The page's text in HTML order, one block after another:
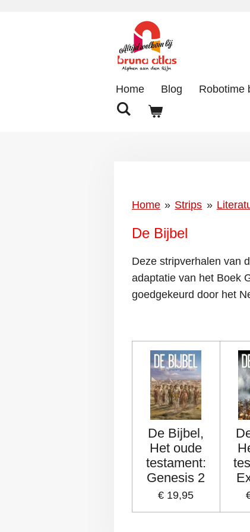
Home Blog Robotime
Home » Strips »
De Bijbel
Deze stripverhalen van
adaptatie van het Boek
goedgekeurd door het
De Bijbel,
Het oude
testament:
Genesis 2
€ 19,95